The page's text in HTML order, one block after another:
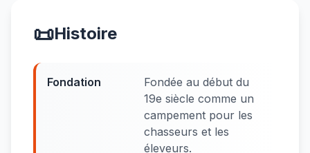
📜Histoire
Fondation
Fondée au début du
19e siècle comme un
campement pour les
chasseurs et les
éleveurs.